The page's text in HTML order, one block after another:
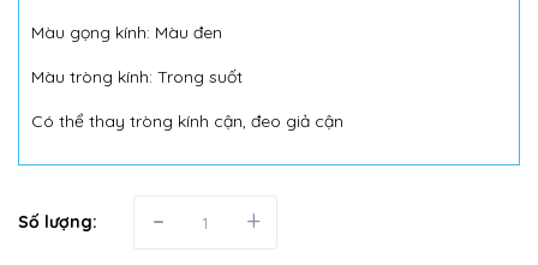
Màu gọng kính: Màu đen
Màu tròng kính: Trong suốt
Có thể thay tròng kính cận, đeo giả cận
Số lượng: - +